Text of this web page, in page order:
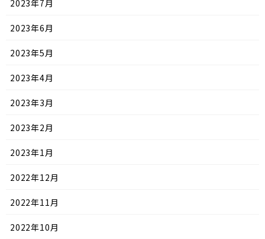
2023年7月
2023年6月
2023年5月
2023年4月
2023年3月
2023年2月
2023年1月
2022年12月
2022年11月
2022年10月